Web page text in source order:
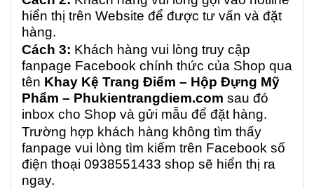
hiển thị trên Website để được tư vấn và đặt
hàng.
Cách 3: Khách hàng vui lòng truy cập
fanpage Facebook chính thức của Shop qua
tên Khay Kệ Trang Điểm – Hộp Đựng Mỹ
Phẩm – Phukientrangdiem.com sau đó
inbox cho Shop và gửi mẫu để đặt hàng.
Trường hợp khách hàng không tìm thấy
fanpage vui lòng tìm kiếm trên Facebook số
điện thoại 0938551433 shop sẽ hiển thị ra
ngay.